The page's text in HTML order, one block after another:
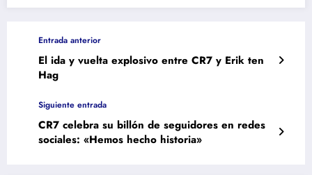
Entrada anterior
El ida y vuelta explosivo entre CR7 y Erik ten
Hag
Siguiente entrada
CR7 celebra su billón de seguidores en redes
sociales: «Hemos hecho historia»